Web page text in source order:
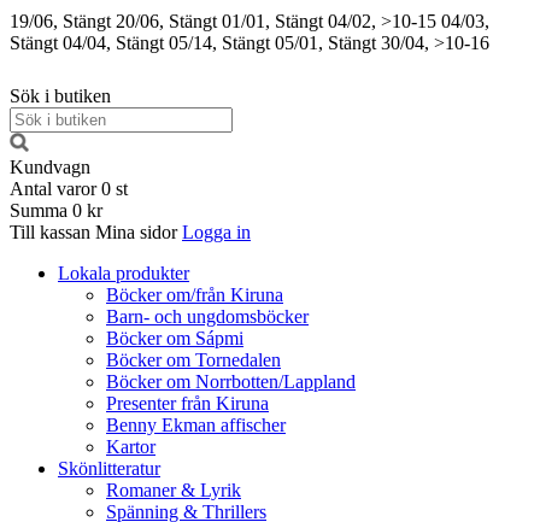
19/06, Stängt 20/06, Stängt 01/01, Stängt 04/02, >10-15 04/03,
Stängt 04/04, Stängt 05/14, Stängt 05/01, Stängt 30/04, >10-16
Sök i butiken
Kundvagn
Antal varor 0 st
Summa 0 kr
Till kassan Mina sidor Logga in
Lokala produkter
Böcker om/från Kiruna
Barn- och ungdomsböcker
Böcker om Sápmi
Böcker om Tornedalen
Böcker om Norrbotten/Lappland
Presenter från Kiruna
Benny Ekman affischer
Kartor
Skönlitteratur
Romaner & Lyrik
Spänning & Thrillers